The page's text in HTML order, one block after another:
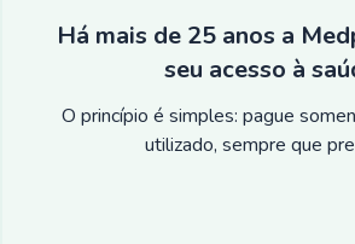
Há mais de 25 anos a
seu acesso à
O princípio é simples: pague
utilizado, sempre que